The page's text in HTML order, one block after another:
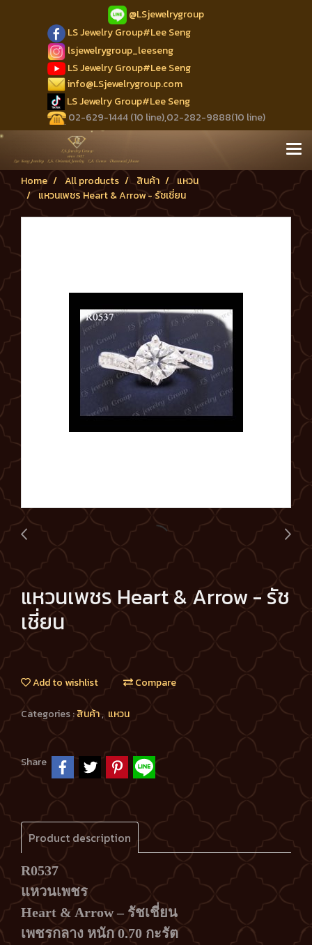
@LSjewelrygroup
LS Jewelry Group#Lee Seng
lsjewelrygroup_leeseng
LS Jewelry Group#Lee Seng
info@LSjewelrygroup.com
LS Jewelry Group#Lee Seng
02-629-1444 (10 line),02-282-9888(10 line)
Home All products สินค้า
แหวน
แหวนเพชร Heart & Arrow - รัชเชี่ยน
แหวนเพชร Heart & Arrow - รัช
เชี่ยน
Add to wishlist Compare
Categories :สินค้า, แหวน
Share
Product description
R0537
แหวนเพชร
Heart & Arrow – รัชเชี่ยน
เพชรกลาง หนัก 0.70 กะรัต